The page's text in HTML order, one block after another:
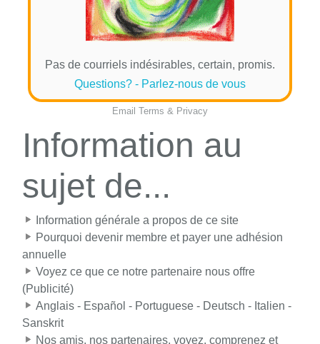
Pas de courriels indésirables, certain, promis.
Questions? - Parlez-nous de vous
Email Terms & Privacy
Information au
sujet de...
Information générale a propos de ce site
Pourquoi devenir membre et payer une adhésion
annuelle
Voyez ce que ce notre partenaire nous offre
(Publicité)
Anglais - Español - Portuguese - Deutsch - Italien -
Sanskrit
Nos amis, nos partenaires, voyez, comprenez et